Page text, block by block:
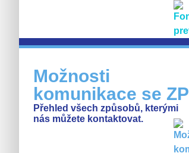
Možnosti
komunikace se ZP
Přehled všech způsobů, kterými
nás můžete kontaktovat.